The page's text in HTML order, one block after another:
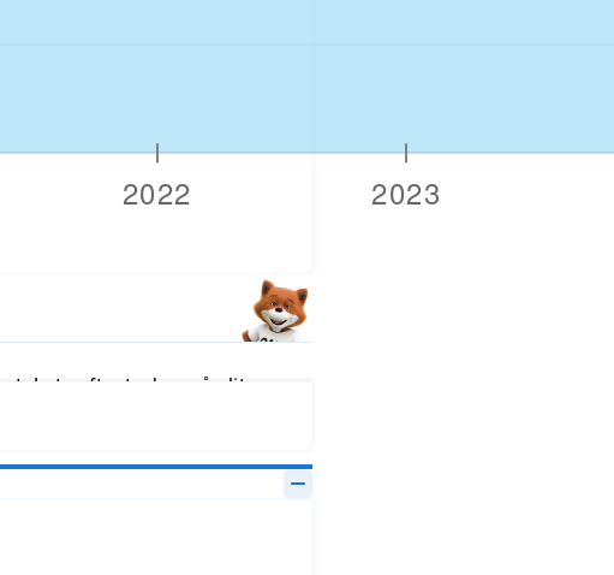
Leta efter tecken på slitage